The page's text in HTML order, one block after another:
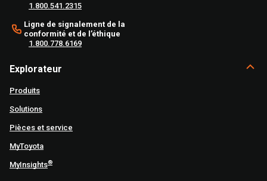
1.800.541.2315
Ligne de signalement de la
conformité et de l’éthique
1.800.778.6169
Explorateur
Produits
Solutions
Pièces et service
MyToyota
MyInsights®